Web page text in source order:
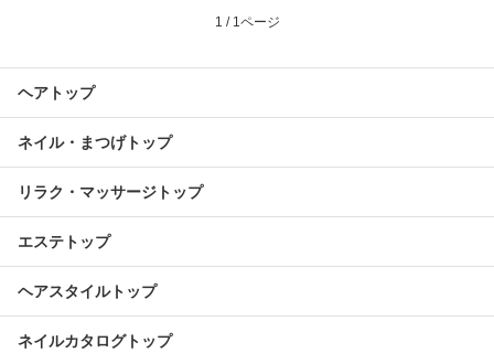
1 / 1ページ
ヘアトップ
ネイル・まつげトップ
リラク・マッサージトップ
エステトップ
ヘアスタイルトップ
ネイルカタログトップ